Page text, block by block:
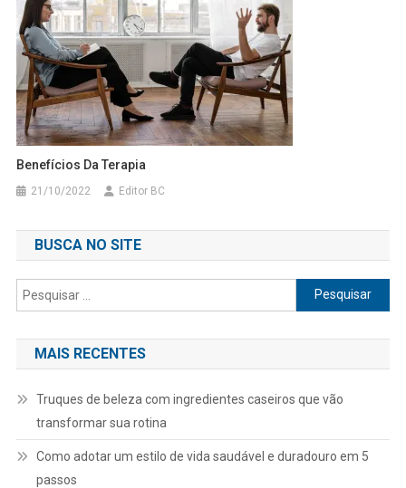
Benefícios Da Terapia
21/10/2022 Editor BC
BUSCA NO SITE
Pesquisar
por:
MAIS RECENTES
Truques de beleza com ingredientes caseiros que vão
transformar sua rotina
Como adotar um estilo de vida saudável e duradouro em 5
passos